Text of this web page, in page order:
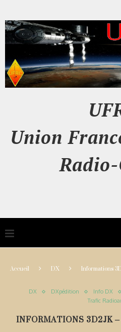
Union
Accueil DX Informations
DX DXpédition Info DX
Trafic
INFORMATIONS 3D2JK